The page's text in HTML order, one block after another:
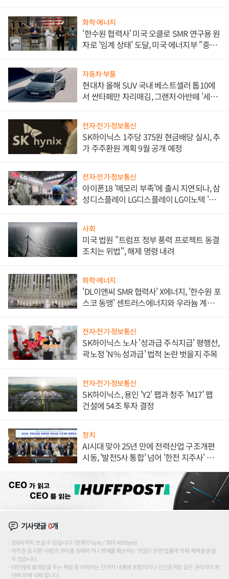
화학·에너지
'한수원 협력사' 미국 오클로 SMR 연구용 원
자로 '임계 상태' 도달, 미국 에너지부 "중요
자동차·부품
현대차 올해 SUV 국내 베스트셀러 톱10에
서 싼타페만 자리매김, 그랜저·아반떼 '세단
전자·전기·정보통신
SK하이닉스 1주당 375원 현금배당 실시, 추
가 주주환원 계획 9월 공개 예정
전자·전기·정보통신
아이폰18 '메모리 부족'에 출시 지연되나, 삼
성디스플레이 LG디스플레이 LG이노텍 '탈
사회
미국 법원 "트럼프 정부 풍력 프로젝트 동결
조치는 위법", 해제 명령 내려
화학·에너지
'DL이앤씨 SMR 협력사' X에너지, '한수원 포
스코 동맹' 센트러스에너지와 우라늄 계약
전자·전기·정보통신
SK하이닉스 노사 '성과급 주식지급' 평행선,
곽노정 'N% 성과급' 법적 논란 벗을지 주목
전자·전기·정보통신
SK하이닉스, 용인 'Y2' 팹과 청주 'M17' 팹
건설에 54조 투자 결정
정치
AI시대 맞아 25년 만에 전력산업 구조개편
시동, '발전5사 통합' 넘어 '한전 지주사' 재편
기사댓글0개
200자까지 쓰실 수 있습니다. (현재 0 byte / 최대 400byte)
저작권 등 다른 사람의 권리를 침해하거나 명예를 훼손하는 댓글은 관련 법률에 의해 제재를 받을
수 있습니다.
타인에게 불쾌감을 주는 욕설 등 비하하는 단어가 내용에 포함되거나 인신공격성 글은 관리자의 판
단에 의해 삭제 합니다.